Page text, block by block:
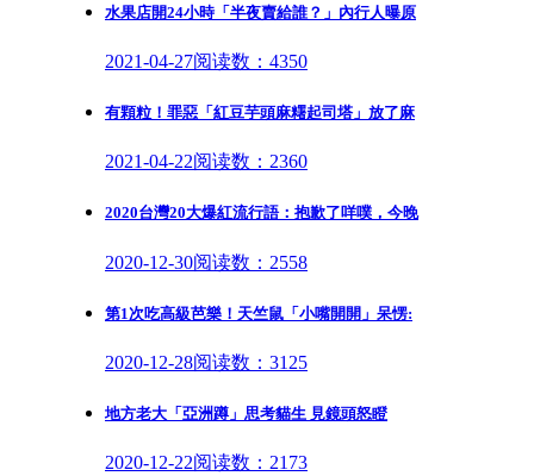
水果店開24小時「半夜賣給誰？」內行人曝原
2021-04-27阅读数：4350
有顆粒！罪惡「紅豆芋頭麻糬起司塔」放了麻
2021-04-22阅读数：2360
2020台灣20大爆紅流行語：抱歉了咩噗，今晚
2020-12-30阅读数：2558
第1次吃高級芭樂！天竺鼠「小嘴開開」呆愣:
2020-12-28阅读数：3125
地方老大「亞洲蹲」思考貓生 見鏡頭怒瞪
2020-12-22阅读数：2173